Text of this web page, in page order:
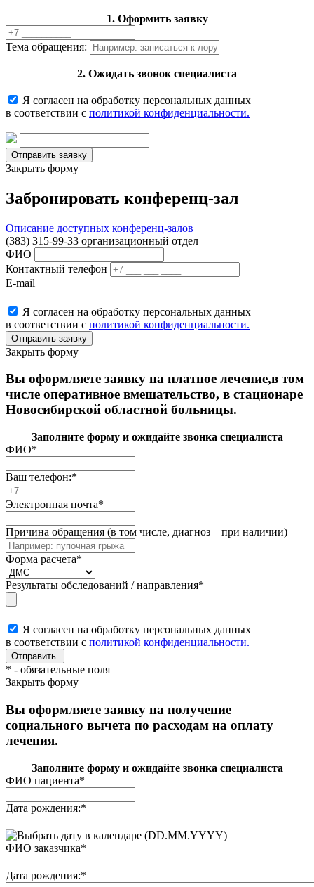
1. Оформить заявку
Тема обращения:
2. Ожидать звонок специалиста
Я согласен на обработку персональных данных
в соответствии с политикой конфиденциальности.
Закрыть форму
Забронировать конференц-зал
Описание доступных конференц-залов
(383) 315-99-33 организационный отдел
ФИО
Контактный телефон
E-mail
Я согласен на обработку персональных данных
в соответствии с политикой конфиденциальности.
Закрыть форму
Вы оформляете заявку на платное лечение,в том
числе оперативное вмешательство, в стационаре
Новосибирской областной больницы.
Заполните форму и ожидайте звонка специалиста
ФИО*
Ваш телефон:*
Электронная почта*
Причина обращения (в том числе, диагноз – при наличии)
Форма расчета*
Результаты обследований / направления*
Я согласен на обработку персональных данных
в соответствии с политикой конфиденциальности.
* - обязательные поля
Закрыть форму
Вы оформляете заявку на получение
социального вычета по расходам на оплату
лечения.
Заполните форму и ожидайте звонка специалиста
ФИО пациента*
Дата рождения:*
(DD.MM.YYYY)
ФИО заказчика*
Дата рождения:*